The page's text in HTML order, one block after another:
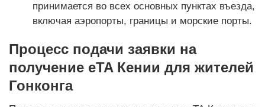
принимается во всех основных пунктах въезда,
включая аэропорты, границы и морские порты.
Процесс подачи заявки на
получение eTA Кении для жителей
Гонконга